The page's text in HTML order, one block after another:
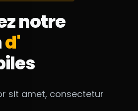
notre
d'
sit amet, consectetur